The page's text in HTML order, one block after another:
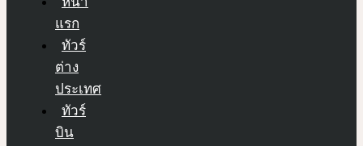
แรก
ทัวร์
ต่าง
ประเทศ
ทัวร์
บิน